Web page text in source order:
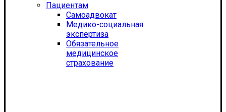
Пациентам
Самоадвокат
Медико-социальная
экспертиза
Обязательное
медицинское
страхование